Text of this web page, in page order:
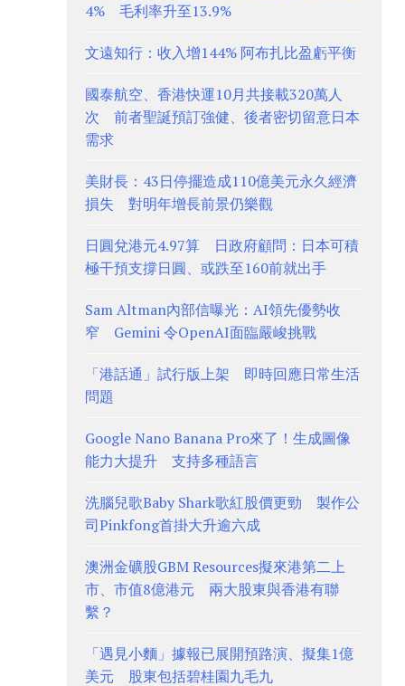
4% 毛利率升至13.9%
文遠知行：收入增144% 阿布扎比盈虧平衡
國泰航空、香港快運10月共接載320萬人
次 前者聖誕預訂強健、後者密切留意日本
需求
美財長：43日停擺造成110億美元永久經濟
損失 對明年增長前景仍樂觀
日圓兌港元4.97算 日政府顧問：日本可積
極干預支撐日圓、或跌至160前就出手
Sam Altman內部信曝光：AI領先優勢收
窄 Gemini 令OpenAI面臨嚴峻挑戰
「港話通」試行版上架 即時回應日常生活
問題
Google Nano Banana Pro來了！生成圖像
能力大提升 支持多種語言
洗腦兒歌Baby Shark歌紅股價更勁 製作公
司Pinkfong首掛大升逾六成
澳洲金礦股GBM Resources擬來港第二上
市、市值8億港元 兩大股東與香港有聯
繫？
「遇見小麵」據報已展開預路演、擬集1億
美元 股東包括碧桂園九毛九